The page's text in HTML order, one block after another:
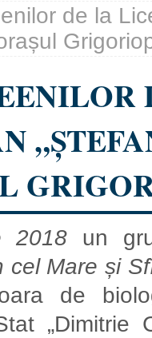
de la
2018 un
cel Mare și
de
„Dimitrie